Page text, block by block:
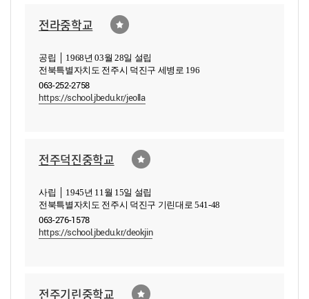
전라중학교
공립 │ 1968년 03월 28일 설립
전북특별자치도 전주시 덕진구 세병로 196
063-252-2758
https://school.jbedu.kr/jeolla
전주덕진중학교
사립 │ 1945년 11월 15일 설립
전북특별자치도 전주시 덕진구 기린대로 541-48
063-276-1578
https://school.jbedu.kr/deokjin
전주기린중학교